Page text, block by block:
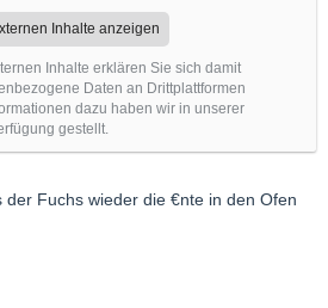
Inhalte anzeigen
Inhalte erklären Sie sich damit
Daten an Drittplattformen
dazu haben wir in unserer
gestellt.
Fuchs wieder die €nte in den Ofen